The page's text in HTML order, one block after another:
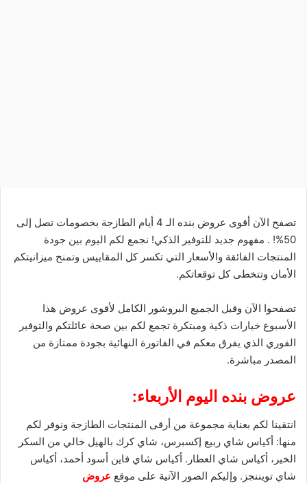
تصفح الآن أقوى عروض بنده الـ 4 أيام الطازجة بخصومات تصل إلى
50%! . مفهوم جديد للتوفير الذكي! نجمع لكم اليوم بين جودة
المنتجات الفائقة والأسعار التي تكسر كل المقاييس وتمنح ميزانيتكم
الأمان وتتخطى كل توقعاتكم.
تصفحوا الآن وقبل الجميع البروشور الكامل لأقوى عروض هذا
الأسبوع خيارات ذكية ومبتكرة تجمع لكم بين صحة عائلتكم والتوفير
الفوري الذي يفرق معكم في الفاتورة النهائية بجودة ممتازة من
المصدر مباشرة.
عروض بنده اليوم الأربعاء:
انتقينا لكم بعناية مجموعة من أرقى المنتجات الطازجة ونوفر لكم
منها: أكياس شاي ربيع إكسبرس، شاي كرك بالهيل خالي من السكر
الخير، أكياس شاي العطار. أكياس شاي فاين أسود أحمد، أكياس
شاي تويننجز. وإليكم الصور الآتية على موقع عروض